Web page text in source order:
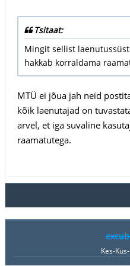
Tsitaat:
Mingit sellist
hakkab korraldama
MTÜ ei jõua jah neid
kõik laenutajad on
arvel, et iga suvaline
raamatutega.
Kes-